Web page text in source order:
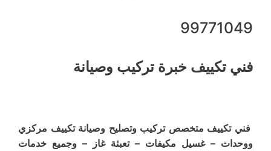
99771049
فني تكييف خبرة تركيب وصيانة
فني تكييف متخصص تركيب وتصليح وصيانة تكييف مركزي
ووحدات – غسيل مكيفات – تعبئة غاز – وجميع خدمات